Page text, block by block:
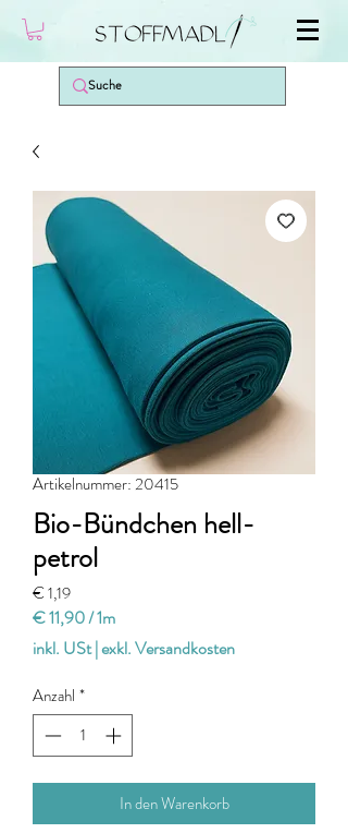
Artikelnummer: 20415
Bio-Bündchen hell-
petrol
€ 1,19Preis
€ 11,90/1m
€ 11,90
pro
1
Meter
inkl. USt|exkl. Versandkosten
Anzahl *
In den Warenkorb